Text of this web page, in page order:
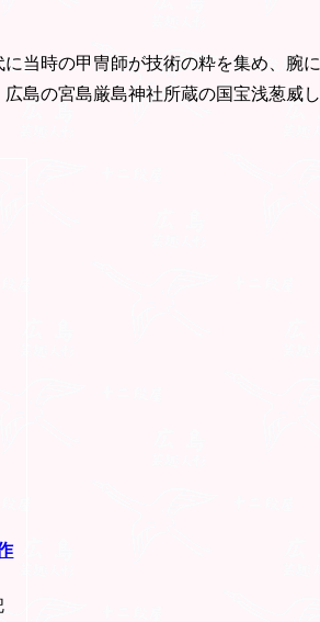
当時の甲冑師が技術の粋を集め、腕に
島の宮島厳島神社所蔵の国宝浅葱威し